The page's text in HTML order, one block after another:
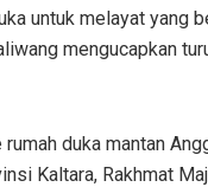
untuk melayat yang
mengucapkan
duka mantan
Kaltara, Rakhmat